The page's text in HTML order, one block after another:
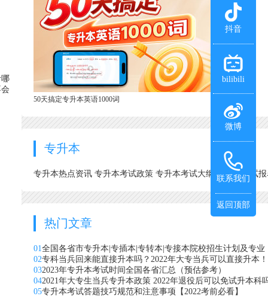
50天搞定专升本英语1000词
专升本
专升本热点资讯 专升本考试政策 专升本考试大纲 专升本考试
热门文章
01全国各省市专升本|专插本|专转本|专接本院校招生计划及专业
02专科当兵回来能直接升本吗？2022年大专当兵可以直接升本！
032023年专升本考试时间全国各省汇总（预估参考）
042021年大专生当兵专升本政策 2022年退役后可以免试升本科
05专升本考试答题技巧规范和注意事项【2022考前必看】
抖音
bilibili
微博
联系我们
返回顶部